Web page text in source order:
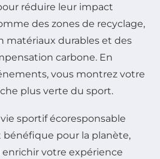
réduire leur impact
des zones de recyclage,
matériaux durables et des
carbone. En
vous montrez votre
plus verte du sport.
sportif écoresponsable
bénéfique pour la planète,
enrichir votre expérience